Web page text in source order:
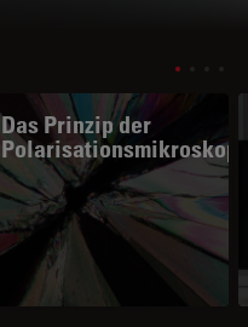
Das Prinzip der